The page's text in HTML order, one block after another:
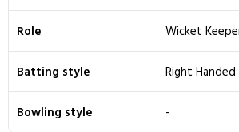
Role Wicket
Batting style Right Handed
Bowling style -